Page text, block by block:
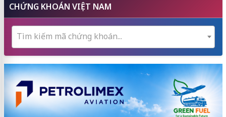
CHỨNG KHOÁN VIỆT NAM
Tìm kiếm mã chứng khoán...